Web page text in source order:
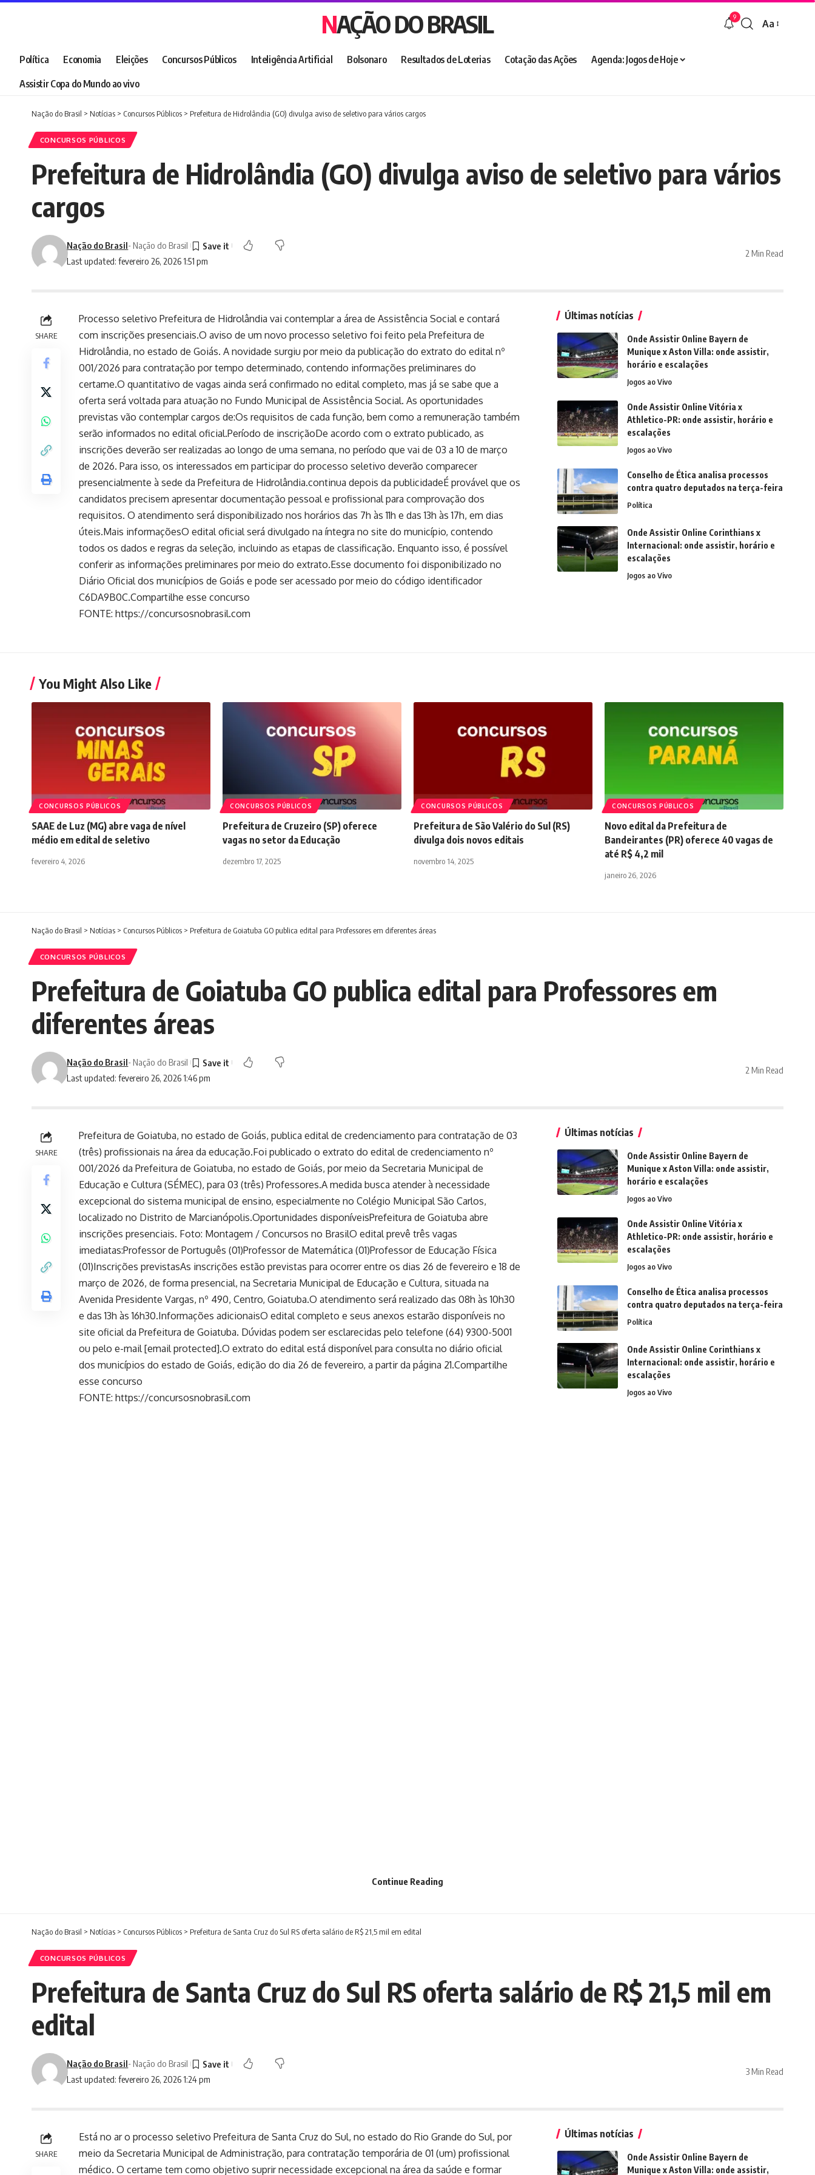
NAÇÃO DO BRASIL 9
Font
Aa
Política Economia Eleições Concursos Públicos Inteligência Artificial Bolsonaro Resultados de Loterias Cotação das Ações
Agenda: Jogos de Hoje
Assistir Copa do Mundo ao vivo
Nação do Brasil > Notícias > Concursos Públicos > Prefeitura de Hidrolândia (GO) divulga aviso de seletivo para vários cargos
CONCURSOS PÚBLICOS
Prefeitura de Hidrolândia (GO) divulga aviso de seletivo para vários
cargos
Last updated: fevereiro 26, 2026 1:51 pm
Nação do Brasil- Nação do Brasil
2 Min Read
SHARE
Processo seletivo Prefeitura de Hidrolândia vai contemplar a área de Assistência Social e contará
com inscrições presenciais.O aviso de um novo processo seletivo foi feito pela Prefeitura de
Hidrolândia, no estado de Goiás. A novidade surgiu por meio da publicação do extrato do edital nº
001/2026 para contratação por tempo determinado, contendo informações preliminares do
certame.O quantitativo de vagas ainda será confirmado no edital completo, mas já se sabe que a
oferta será voltada para atuação no Fundo Municipal de Assistência Social. As oportunidades
previstas vão contemplar cargos de:Os requisitos de cada função, bem como a remuneração também
serão informados no edital oficial.Período de inscriçãoDe acordo com o extrato publicado, as
inscrições deverão ser realizadas ao longo de uma semana, no período que vai de 03 a 10 de março
de 2026. Para isso, os interessados em participar do processo seletivo deverão comparecer
presencialmente à sede da Prefeitura de Hidrolândia.continua depois da publicidadeÉ provável que os
candidatos precisem apresentar documentação pessoal e profissional para comprovação dos
requisitos. O atendimento será disponibilizado nos horários das 7h às 11h e das 13h às 17h, em dias
úteis.Mais informaçõesO edital oficial será divulgado na íntegra no site do município, contendo
todos os dados e regras da seleção, incluindo as etapas de classificação. Enquanto isso, é possível
conferir as informações preliminares por meio do extrato.Esse documento foi disponibilizado no
Diário Oficial dos municípios de Goiás e pode ser acessado por meio do código identificador
C6DA9B0C.Compartilhe esse concurso
FONTE: https://concursosnobrasil.com
Últimas notícias
Onde Assistir Online Bayern de
Munique x Aston Villa: onde assistir,
horário e escalações
Jogos ao Vivo
Onde Assistir Online Vitória x
Athletico-PR: onde assistir, horário e
escalações
Jogos ao Vivo
Conselho de Ética analisa processos
contra quatro deputados na terça-feira
Política
Onde Assistir Online Corinthians x
Internacional: onde assistir, horário e
escalações
Jogos ao Vivo
You Might Also Like
CONCURSOS PÚBLICOS
SAAE de Luz (MG) abre vaga de nível
médio em edital de seletivo
fevereiro 4, 2026
CONCURSOS PÚBLICOS
Prefeitura de Cruzeiro (SP) oferece
vagas no setor da Educação
dezembro 17, 2025
CONCURSOS PÚBLICOS
Prefeitura de São Valério do Sul (RS)
divulga dois novos editais
novembro 14, 2025
CONCURSOS PÚBLICOS
Novo edital da Prefeitura de
Bandeirantes (PR) oferece 40 vagas de
até R$ 4,2 mil
janeiro 26, 2026
Nação do Brasil > Notícias > Concursos Públicos > Prefeitura de Goiatuba GO publica edital para Professores em diferentes áreas
CONCURSOS PÚBLICOS
Prefeitura de Goiatuba GO publica edital para Professores em
diferentes áreas
Last updated: fevereiro 26, 2026 1:46 pm
Nação do Brasil- Nação do Brasil
2 Min Read
SHARE
Prefeitura de Goiatuba, no estado de Goiás, publica edital de credenciamento para contratação de 03
(três) profissionais na área da educação.Foi publicado o extrato do edital de credenciamento nº
001/2026 da Prefeitura de Goiatuba, no estado de Goiás, por meio da Secretaria Municipal de
Educação e Cultura (SÉMEC), para 03 (três) Professores.A medida busca atender à necessidade
excepcional do sistema municipal de ensino, especialmente no Colégio Municipal São Carlos,
localizado no Distrito de Marcianópolis.Oportunidades disponíveisPrefeitura de Goiatuba abre
inscrições presenciais. Foto: Montagem / Concursos no BrasilO edital prevê três vagas
imediatas:Professor de Português (01)Professor de Matemática (01)Professor de Educação Física
(01)Inscrições previstasAs inscrições estão previstas para ocorrer entre os dias 26 de fevereiro e 18 de
março de 2026, de forma presencial, na Secretaria Municipal de Educação e Cultura, situada na
Avenida Presidente Vargas, nº 490, Centro, Goiatuba.O atendimento será realizado das 08h às 10h30
e das 13h às 16h30.Informações adicionaisO edital completo e seus anexos estarão disponíveis no
site oficial da Prefeitura de Goiatuba. Dúvidas podem ser esclarecidas pelo telefone (64) 9300-5001
ou pelo e-mail [email protected].O extrato do edital está disponível para consulta no diário oficial
dos municípios do estado de Goiás, edição do dia 26 de fevereiro, a partir da página 21.Compartilhe
esse concurso
FONTE: https://concursosnobrasil.com
Últimas notícias
Onde Assistir Online Bayern de
Munique x Aston Villa: onde assistir,
horário e escalações
Jogos ao Vivo
Onde Assistir Online Vitória x
Athletico-PR: onde assistir, horário e
escalações
Jogos ao Vivo
Conselho de Ética analisa processos
contra quatro deputados na terça-feira
Política
Onde Assistir Online Corinthians x
Internacional: onde assistir, horário e
escalações
Jogos ao Vivo
Continue Reading
Nação do Brasil > Notícias > Concursos Públicos > Prefeitura de Santa Cruz do Sul RS oferta salário de R$ 21,5 mil em edital
CONCURSOS PÚBLICOS
Prefeitura de Santa Cruz do Sul RS oferta salário de R$ 21,5 mil em
edital
Last updated: fevereiro 26, 2026 1:24 pm
Nação do Brasil- Nação do Brasil
3 Min Read
SHARE
Está no ar o processo seletivo Prefeitura de Santa Cruz do Sul, no estado do Rio Grande do Sul, por
meio da Secretaria Municipal de Administração, para contratação temporária de 01 (um) profissional
médico. O certame tem como objetivo suprir necessidade excepcional na área da saúde e formar
Últimas notícias
Onde Assistir Online Bayern de
Munique x Aston Villa: onde assistir,